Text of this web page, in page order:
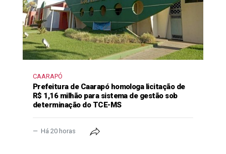
CAARAPÓ
Prefeitura de Caarapó homologa licitação de
R$ 1,16 milhão para sistema de gestão sob
determinação do TCE-MS
Há 20 horas